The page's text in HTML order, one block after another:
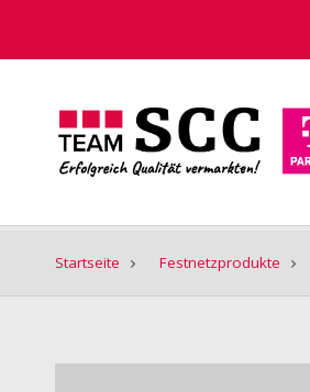
Startseite Festnetzprodukte